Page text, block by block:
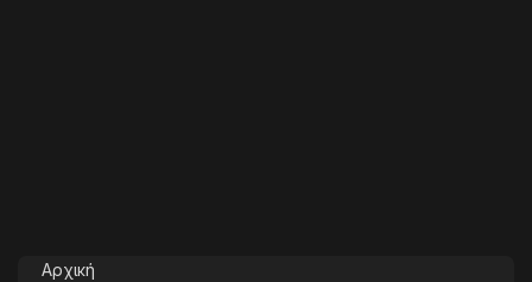
Αρχική